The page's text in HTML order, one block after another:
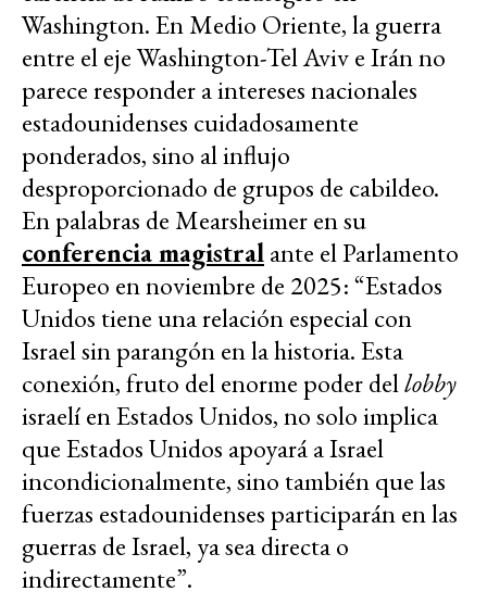
Washington. En Medio Oriente, la guerra
entre el eje Washington-Tel Aviv e Irán no
parece responder a intereses nacionales
estadounidenses cuidadosamente
ponderados, sino al influjo
desproporcionado de grupos de cabildeo.
En palabras de Mearsheimer en su
conferencia magistralante el Parlamento
Europeo en noviembre de 2025: “Estados
Unidos tiene una relación especial con
Israel sin parangón en la historia. Esta
conexión, fruto del enorme poder dellobby
israelí en Estados Unidos, no solo implica
que Estados Unidos apoyará a Israel
incondicionalmente, sino también que las
fuerzas estadounidenses participarán en las
guerras de Israel, ya sea directa o
indirectamente”.